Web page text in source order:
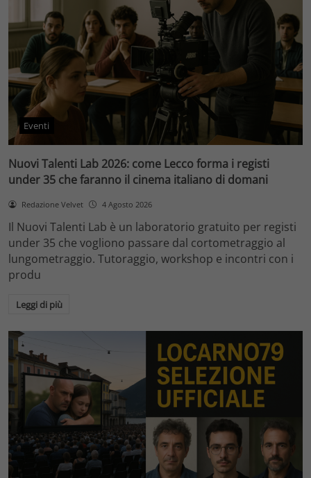
Eventi
Nuovi Talenti Lab 2026: come Lecco forma i registi
under 35 che faranno il cinema italiano di domani
Redazione Velvet 4 Agosto 2026
Il Nuovi Talenti Lab è un laboratorio gratuito per registi
under 35 che vogliono passare dal cortometraggio al
lungometraggio. Tutoraggio, workshop e incontri con i
produ
Leggi di più